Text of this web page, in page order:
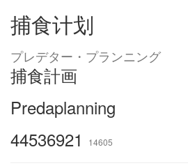
捕食计划
プレデター・プランニング
捕食計画
Predaplanning
44536921
14605